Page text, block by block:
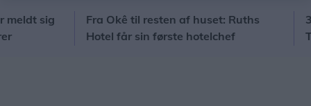
sig
Fra Okê til resten af huset: Ruths
Hotel får sin første hotelchef